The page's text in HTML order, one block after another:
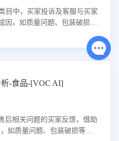
目中，买家投诉及客服与买家
因，如质量问题、包装破损
。
-食品-[VOC AI]
后相关问题的买家反馈，借助
如质量问题、包装破损等，